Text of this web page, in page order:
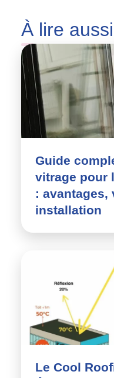
À lire aussi
Guide
vitrage pour
: avantages,
installation
Le Cool